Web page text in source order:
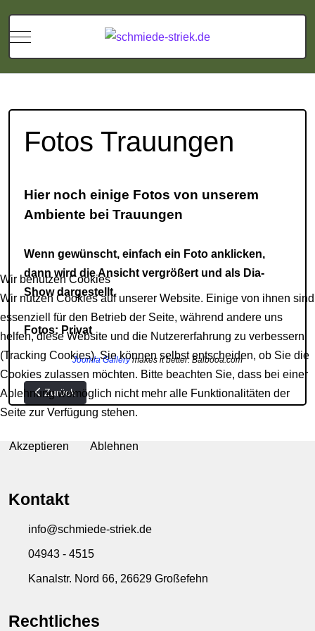
Mobile Menu Toggle
Fotos Trauungen
Hier noch einige Fotos von unserem
Ambiente bei Trauungen
Wenn gewünscht, einfach ein Foto anklicken,
dann wird die Ansicht vergrößert und als Dia-
Show dargestellt.
Fotos: Privat
Joomla Gallerymakes it better. Balbooa.com
Vorheriger Beitrag: Trauungen
Zurück
Kontakt
info@schmiede-striek.de
04943 - 4515
Kanalstr. Nord 66, 26629 Großefehn
Rechtliches
Wir benutzen Cookies
Wir nutzen Cookies auf unserer Website. Einige von ihnen sind
essenziell für den Betrieb der Seite, während andere uns
helfen, diese Website und die Nutzererfahrung zu verbessern
(Tracking Cookies). Sie können selbst entscheiden, ob Sie die
Cookies zulassen möchten. Bitte beachten Sie, dass bei einer
Ablehnung womöglich nicht mehr alle Funktionalitäten der
Seite zur Verfügung stehen.
Akzeptieren Ablehnen